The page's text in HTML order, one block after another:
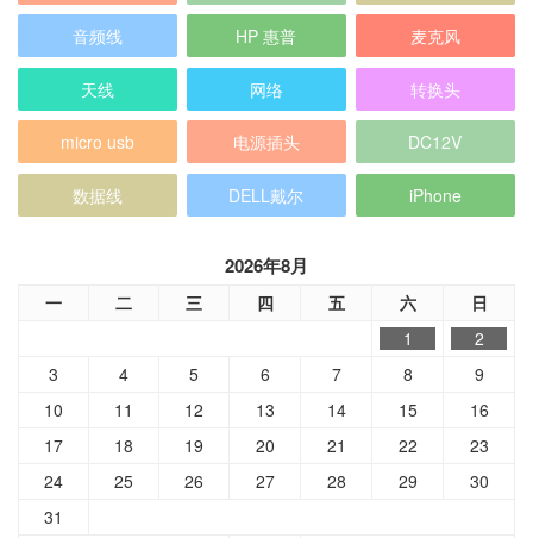
音频线 HP 惠普 麦克风
天线 网络 转换头
micro usb 电源插头 DC12V
数据线 DELL戴尔 iPhone
2026年8月
一 二 三 四 五 六 日
1
2
3
4 5 6 7 8
9
10
11 12 13 14 15
16
17
18 19 20 21 22
23
24
25 26 27 28 29
30
31